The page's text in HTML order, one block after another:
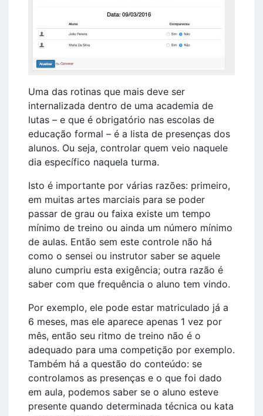
Uma das rotinas que mais deve ser
internalizada dentro de uma academia de
lutas – e que é obrigatório nas escolas de
educação formal – é a lista de presenças dos
alunos. Ou seja, controlar quem veio naquele
dia específico naquela turma.
Isto é importante por várias razões: primeiro,
em muitas artes marciais para se poder
passar de grau ou faixa existe um tempo
mínimo de treino ou ainda um número mínimo
de aulas. Então sem este controle não há
como o sensei ou instrutor saber se aquele
aluno cumpriu esta exigência; outra razão é
saber com que frequência o aluno tem vindo.
Por exemplo, ele pode estar matriculado já a
6 meses, mas ele aparece apenas 1 vez por
mês, então seu ritmo de treino não é o
adequado para uma competição por exemplo.
Também há a questão do conteúdo: se
controlamos as presenças e o que foi dado
em aula, podemos saber se o aluno esteve
presente quando determinada técnica ou kata